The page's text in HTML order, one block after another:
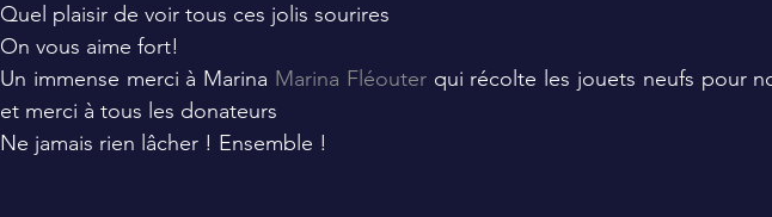
Quel plaisir de voir tous ces jolis sourires
On vous aime fort!
Un immense merci à Marina Marina Fléouter qui récolte les jouets neufs pour
et merci à tous les donateurs
Ne jamais rien lâcher ! Ensemble !